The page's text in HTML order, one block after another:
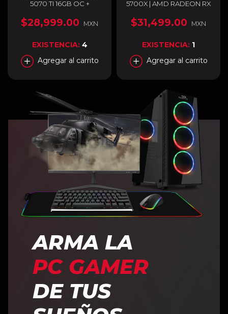
5070 TI 16GB OC +
MOUSEPAD GAMER |
GDDR7 | EDICIÓN
$28,999.00 MXN
EXISTENCIA: 4
Agregar al carrito
5700X | AMD RADEON RX
DDR4 | SSD 1TB M.2 +
MONITOR DE 27" DE
CONTADO
$31,499.00 MXN
EXISTENCIA: 1
Agregar al carrito
ARMA LA
PC GAMER
DE TUS